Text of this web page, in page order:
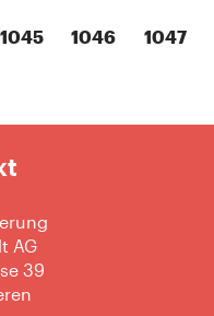
1045 1046 1047
AG
39